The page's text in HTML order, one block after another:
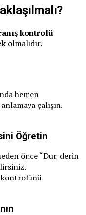
kontrolü
olmalıdır.
hemen
çalışın.
Öğretin
önce “Dur, derin
kontrolünü